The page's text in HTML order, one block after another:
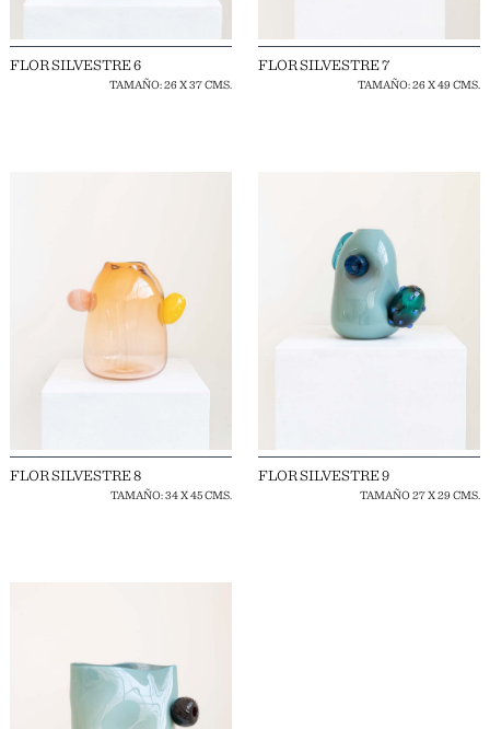
FLOR SILVESTRE 6
TAMAÑO: 26 X 37 CMS.
FLOR SILVESTRE 7
TAMAÑO: 26 X 49 CMS.
FLOR SILVESTRE 8
TAMAÑO: 34 X 45 CMS.
FLOR SILVESTRE 9
TAMAÑO 27 X 29 CMS.